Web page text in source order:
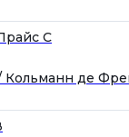
С
Кольманн де